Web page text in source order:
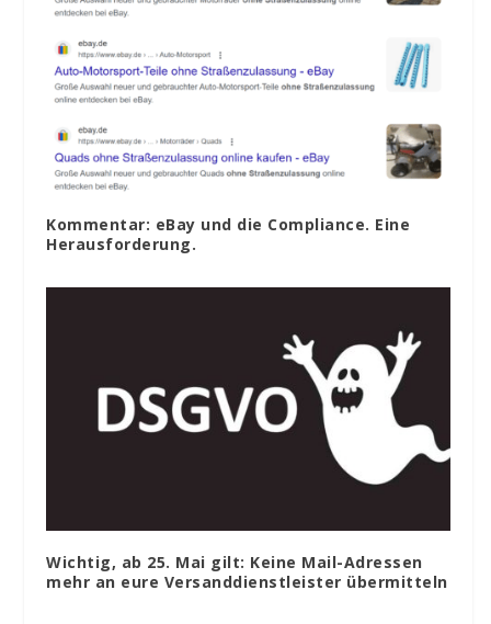
Kommentar: eBay und die Compliance. Eine
Herausforderung.
Wichtig, ab 25. Mai gilt: Keine Mail-Adressen
mehr an eure Versanddienstleister übermitteln